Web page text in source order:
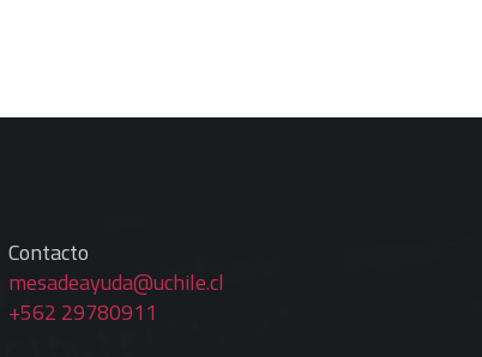
Contacto
mesadeayuda@uchile.cl
+562 29780911